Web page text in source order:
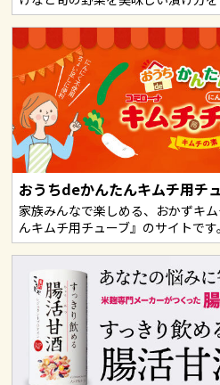
おうちdeかんたんキムチ用チ
家族みんなで楽しめる、おかずキ
んキムチ用チューブ』のサイトです。